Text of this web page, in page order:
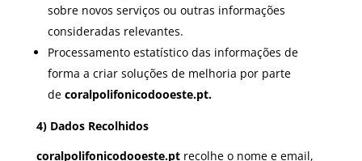
sobre novos serviços ou outras informações
consideradas relevantes.
Processamento estatístico das informações de
forma a criar soluções de melhoria por parte
de coralpolifonicodooeste.pt.
4) Dados Recolhidos
coralpolifonicodooeste.pt recolhe o nome e email,